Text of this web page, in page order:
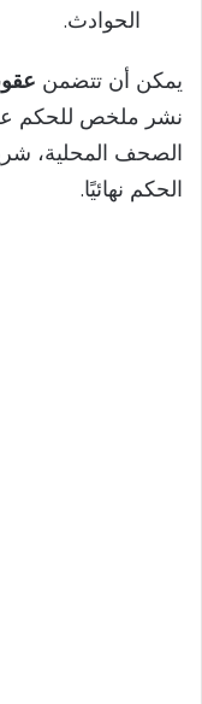
الحوادث.
يمكن أن تتضمن
نشر ملخص للحكم
الصحف المحلية،
الحكم نهائيًا.